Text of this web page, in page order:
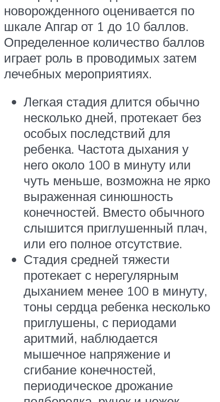
новорожденного оценивается по
шкале Апгар от 1 до 10 баллов.
Определенное количество баллов
играет роль в проводимых затем
лечебных мероприятиях.
Легкая стадия длится обычно
несколько дней, протекает без
особых последствий для
ребенка. Частота дыхания у
него около 100 в минуту или
чуть меньше, возможна не ярко
выраженная синюшность
конечностей. Вместо обычного
слышится приглушенный плач,
или его полное отсутствие.
Стадия средней тяжести
протекает с нерегулярным
дыханием менее 100 в минуту,
тоны сердца ребенка несколько
приглушены, с периодами
аритмий, наблюдается
мышечное напряжение и
сгибание конечностей,
периодическое дрожание